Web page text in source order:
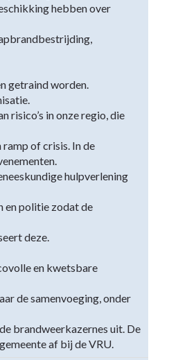
hebben over
getraind worden.
risico’s in onze regio, die
of crisis. In de
hulpverlening
en politie zodat de
deze.
en kwetsbare
de samenvoeging, onder
brandweerkazernes uit. De
af bij de VRU.